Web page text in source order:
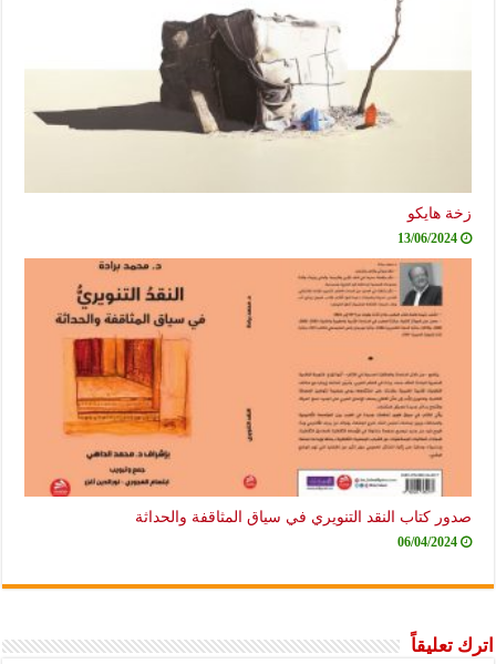
زخة هايكو
13/06/2024
صدور كتاب النقد التنويري في سياق المثاقفة والحداثة
06/04/2024
اترك تعليقاً